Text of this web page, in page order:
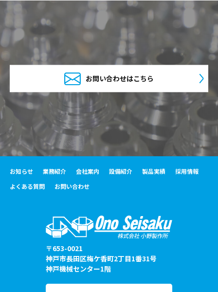
お問い合わせはこちら
〒653-0021
神戸市長田区梅ケ香町2丁目1番31号
神戸機械センター1階
お知らせ 業務紹介 会社案内 設備紹介 製品実績
採用情報
よくある質問
お問い合わせ